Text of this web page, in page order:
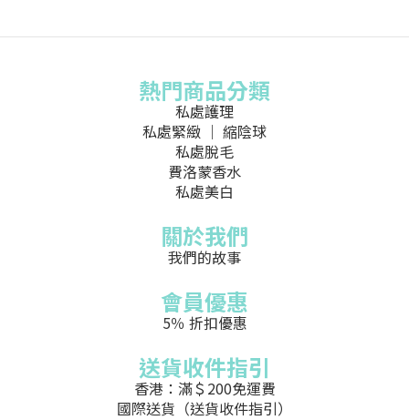
熱門商品分類
私處護理
私處緊緻 ｜ 縮陰球
私處脫毛
費洛蒙香水
私處美白
關於我們
我們的故事
會員優惠
5％ 折扣優惠
送貨收件指引
香港：滿＄200免運費
國際送貨（送貨收件指引）